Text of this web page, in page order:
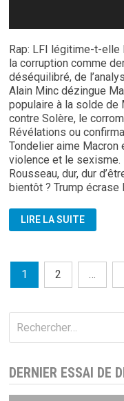
Rap: LFI légitime-t-
la corruption comme
déséquilibré, de
Alain Minc dézingue
populaire à la solde de
contre Solère, le
Révélations ou
Tondelier aime Macron
violence et le sexisme.
Rousseau, dur, dur
bientôt ? Trump écrase
DRESLINCOURT:
LIRE LA SUITE
Pagination
des
publications
1 2 …
DERNIER ESSAI DE